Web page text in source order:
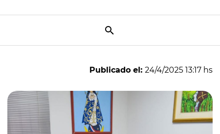
Publicado el: 24/4/2025 13:17 hs